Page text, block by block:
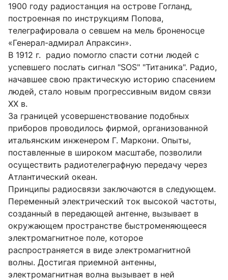
1900 году радиостанция на острове Гогланд,
построенная по инструкциям Попова,
телеграфировала о севшем на мель броненосце
«Генерал-адмирал Апраксин».
В 1912 г. радио помогло спасти сотни людей с
успевшего послать сигнал "SOS" "Титаника". Радио,
начавшее свою практическую историю спасением
людей, стало новым прогрессивным видом связи
XX в.
За границей усовершенствование подобных
приборов проводилось фирмой, организованной
итальянским инженером Г. Маркони. Опыты,
поставленные в широком масштабе, позволили
осуществить радиотелеграфную передачу через
Атлантический океан.
Принципы радиосвязи заключаются в следующем.
Переменный электрический ток высокой частоты,
созданный в передающей антенне, вызывает в
окружающем пространстве быстроменяющееся
электромагнитное поле, которое
распространяется в виде электромагнитной
волны. Достигая приемной антенны,
электромагнитная волна вызывает в ней